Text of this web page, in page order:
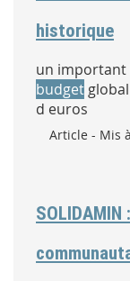
historique
un important
budget
d euros
Type :
Article - Mis